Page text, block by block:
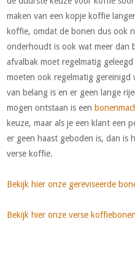
maken van een kopje koffie
koffie, omdat de bonen dus ook
onderhoudt is ook wat meer dan
afvalbak moet regelmatig
moeten ook regelmatig gereinigd
van belang is en er geen lange
mogen ontstaan is een
keuze, maar als je een klant een
er geen haast geboden is, dan is
verse koffie.
Bekijk hier onze gereviseerde
Bekijk hier onze verse